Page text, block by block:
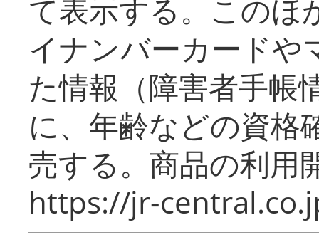
て表示する。このほ
イナンバーカードや
た情報（障害者手帳
に、年齢などの資格
売する。商品の利用
https://jr-